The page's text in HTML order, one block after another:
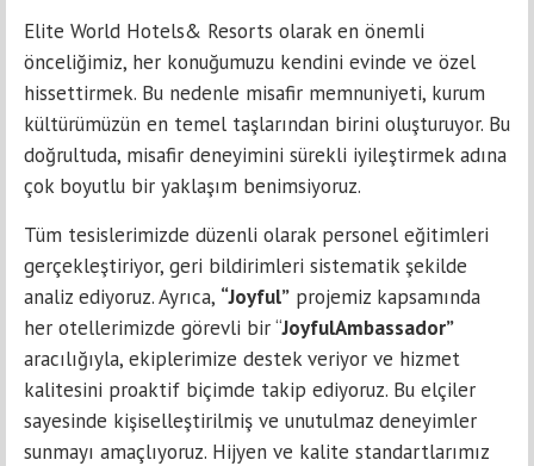
Elite World Hotels& Resorts olarak en önemli
önceliğimiz, her konuğumuzu kendini evinde ve özel
hissettirmek. Bu nedenle misafir memnuniyeti, kurum
kültürümüzün en temel taşlarından birini oluşturuyor. Bu
doğrultuda, misafir deneyimini sürekli iyileştirmek adına
çok boyutlu bir yaklaşım benimsiyoruz.
Tüm tesislerimizde düzenli olarak personel eğitimleri
gerçekleştiriyor, geri bildirimleri sistematik şekilde
analiz ediyoruz. Ayrıca, “Joyful” projemiz kapsamında
her otellerimizde görevli bir “JoyfulAmbassador”
aracılığıyla, ekiplerimize destek veriyor ve hizmet
kalitesini proaktif biçimde takip ediyoruz. Bu elçiler
sayesinde kişiselleştirilmiş ve unutulmaz deneyimler
sunmayı amaçlıyoruz. Hijyen ve kalite standartlarımız